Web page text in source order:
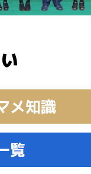
メ知識
覧